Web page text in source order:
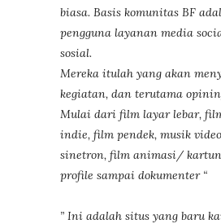
biasa. Basis komunitas BF
pengguna layanan media
sosial.
Mereka itulah yang akan
kegiatan, dan terutama
Mulai dari film layar lebar,
indie, film pendek, musik
sinetron, film animasi/
profile sampai dokumenter “
” Ini adalah situs yang baru